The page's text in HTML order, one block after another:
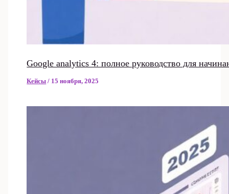
Google analytics 4: полное руководство для
Кейсы / 15 ноября, 2025